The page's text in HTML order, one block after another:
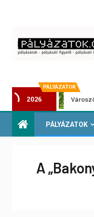
PÁLYÁZATOK
2026Városzöldítő
PÁLYÁZATOK
A